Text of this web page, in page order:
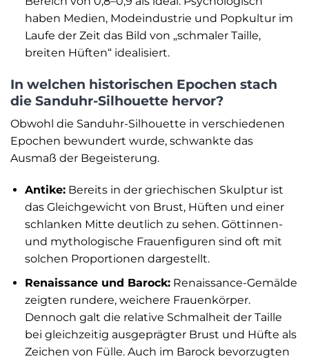
haben Medien, Modeindustrie und Popkultur im
Laufe der Zeit das Bild von „schmaler Taille,
breiten Hüften“ idealisiert.
In welchen historischen Epochen stach
die Sanduhr-Silhouette hervor?
Obwohl die Sanduhr-Silhouette in verschiedenen
Epochen bewundert wurde, schwankte das
Ausmaß der Begeisterung.
Antike:Bereits in der griechischen Skulptur ist
das Gleichgewicht von Brust, Hüften und einer
schlanken Mitte deutlich zu sehen. Göttinnen-
und mythologische Frauenfiguren sind oft mit
solchen Proportionen dargestellt.
Renaissance und Barock:Renaissance-Gemälde
zeigten rundere, weichere Frauenkörper.
Dennoch galt die relative Schmalheit der Taille
bei gleichzeitig ausgeprägter Brust und Hüfte als
Zeichen von Fülle. Auch im Barock bevorzugten